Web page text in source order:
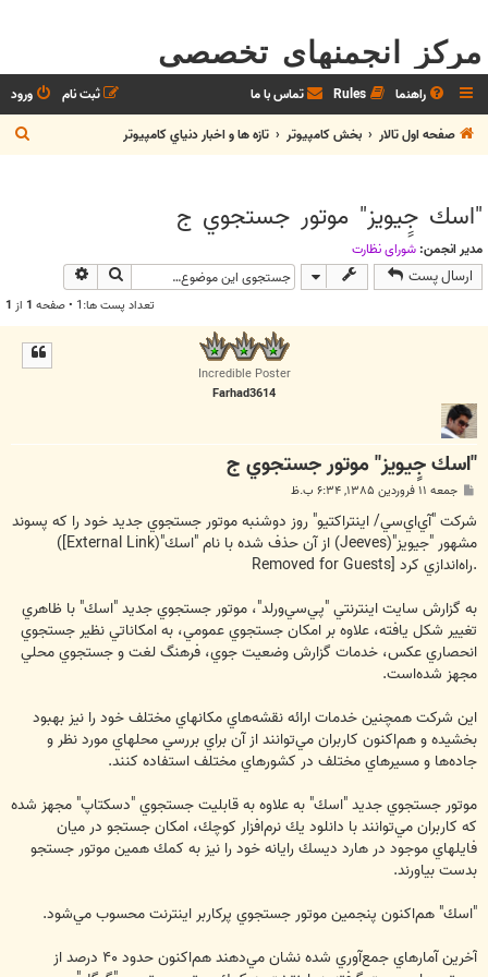
مرکز انجمنهای تخصصی
راهنما Rules تماس با ما ورود
ثبت نام
صفحه اول تالار
بخش كامپيوتر تازه ها و اخبار دنياي کامپيوتر
س
"اسك جِِيويز" موتور جستجوي ج
مدیر انجمن: شوراي نظارت
ارسال پست جستجو
تعداد پست ها:1 • صفحه 1 از 1
Incredible Poster
Farhad3614
"اسك جِِيويز" موتور جستجوي ج
ت
جمعه ۱۱ فروردین ۱۳۸۵, ۶:۳۴ ب.ظ
شركت "آي‌اي‌سي/ اينتراكتيو" روز دوشنبه موتور جستجوي جديد خود را كه پسوند
مشهور "جيويز"(‪ (Jeeves‬از آن حذف شده با نام "اسك"(‪(
[External Link
Removed for Guests]
راه‌اندازي كرد.
به گزارش سايت اينترنتي "پي‌سي‌ورلد"، موتور جستجوي جديد "اسك" با ظاهري
تغيير شكل يافته، علاوه بر امكان جستجوي عمومي، به امكاناتي نظير جستجوي
انحصاري عكس، خدمات گزارش وضعيت جوي، فرهنگ لغت و جستجوي محلي
مجهز شده‌است.
اين شركت همچنين خدمات ارائه نقشه‌هاي مكانهاي مختلف خود را نيز بهبود
بخشيده و هم‌اكنون كاربران مي‌توانند از آن براي بررسي محلهاي مورد نظر و
جاده‌ها و مسيرهاي مختلف در كشورهاي مختلف استفاده كنند.
موتور جستجوي جديد "اسك" به علاوه به قابليت جستجوي "دسكتاپ" مجهز شده
كه كاربران مي‌توانند با دانلود يك نرم‌افزار كوچك، امكان جستجو در ميان
فايلهاي موجود در هارد ديسك رايانه خود را نيز به كمك همين موتور جستجو
بدست بياورند.
"اسك" هم‌اكنون پنجمين موتور جستجوي پركاربر اينترنت محسوب مي‌شود.
آخرين آمارهاي جمع‌آوري شده نشان مي‌دهند هم‌اكنون حدود ‪ ۴۰‬درصد از